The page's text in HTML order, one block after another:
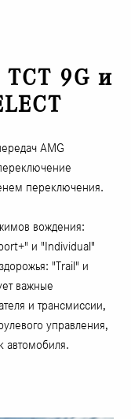
TCT 9G и
AMG
переключения.
вождения:
и "Individual"
"Trail" и
важные
и трансмиссии,
управления,
автомобиля.